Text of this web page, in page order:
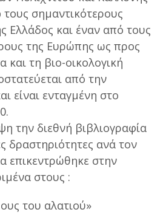
σημαντικότερους
Ελλάδος και έναν από τους
της Ευρώπης ως προς
και τη βιο-οικολογική
από την
είναι ενταγμένη στο
την διεθνή βιβλιογραφία
δραστηριότητες ανά τον
επικεντρώθηκε στην
στους :
του αλατιού»